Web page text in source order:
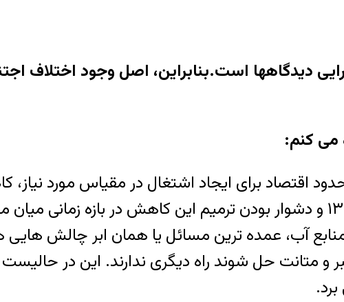
دیدگاهها است.بنابراین، اصل وجود اختلاف
می کنم:
اقتصاد برای ایجاد اشتغال در مقیاس مورد
شهری و به ویژه روستایی طی سال های ۱۳۸۶ تا ۱۳۹۲ و دشوار بودن ترمیم این
آب، عمده ترین مسائل یا همان ابر چالش
و متانت حل شوند راه دیگری ندارند. این در